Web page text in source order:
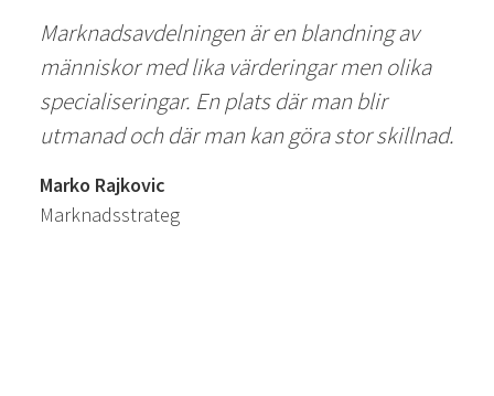
Marknadsavdelningen är en blandning av
människor med lika värderingar men olika
specialiseringar. En plats där man blir
utmanad och där man kan göra stor skillnad.
Marko Rajkovic
Marknadsstrateg